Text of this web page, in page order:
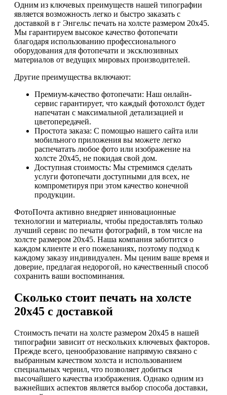
Одним из ключевых преимуществ нашей типографии
является возможность легко и быстро заказать с
доставкой в г Энгельс печать на холсте размером 20х45.
Мы гарантируем высокое качество фотопечати
благодаря использованию профессионального
оборудования для фотопечати и эксклюзивных
материалов от ведущих мировых производителей.
Другие преимущества включают:
Премиум-качество фотопечати: Наш онлайн-
сервис гарантирует, что каждый фотохолст будет
напечатан с максимальной детализацией и
цветопередачей.
Простота заказа: С помощью нашего сайта или
мобильного приложения вы можете легко
распечатать любое фото или изображение на
холсте 20х45, не покидая свой дом.
Доступная стоимость: Мы стремимся сделать
услуги фотопечати доступными для всех, не
компрометируя при этом качество конечной
продукции.
ФотоПочта активно внедряет инновационные
технологии и материалы, чтобы предоставлять только
лучший сервис по печати фотографий, в том числе на
холсте размером 20х45. Наша компания заботится о
каждом клиенте и его пожеланиях, поэтому подход к
каждому заказу индивидуален. Мы ценим ваше время и
доверие, предлагая недорогой, но качественный способ
сохранить ваши воспоминания.
Сколько стоит печать на холсте
20х45 с доставкой
Стоимость печати на холсте размером 20х45 в нашей
типографии зависит от нескольких ключевых факторов.
Прежде всего, ценообразование напрямую связано с
выбранным качеством холста и использованием
специальных чернил, что позволяет добиться
высочайшего качества изображения. Однако одним из
важнейших аспектов является выбор способа доставки,